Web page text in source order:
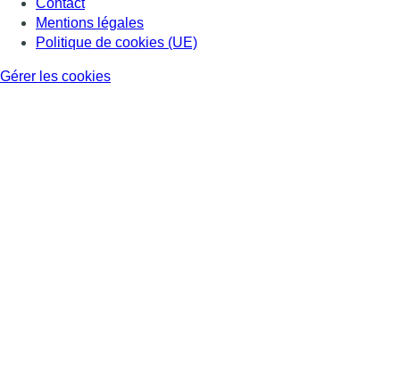
Contact
Mentions légales
Politique de cookies (UE)
Gérer les cookies